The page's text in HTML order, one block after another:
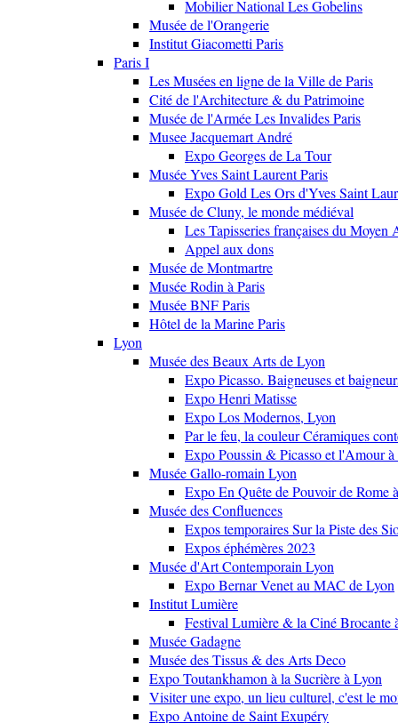
Mobilier National Les Gobelins
Musée de l'Orangerie
Institut Giacometti Paris
Paris I
Les Musées en ligne de la Ville de Paris
Cité de l'Architecture & du Patrimoine
Musée de l'Armée Les Invalides Paris
Musee Jacquemart André
Expo Georges de La Tour
Musée Yves Saint Laurent Paris
Expo Gold Les Ors d'Yves Saint
Musée de Cluny, le monde médiéval
Les Tapisseries françaises du Moyen
Appel aux dons
Musée de Montmartre
Musée Rodin à Paris
Musée BNF Paris
Hôtel de la Marine Paris
Lyon
Musée des Beaux Arts de Lyon
Expo Picasso. Baigneuses et
Expo Henri Matisse
Expo Los Modernos, Lyon
Par le feu, la couleur Céramiques
Expo Poussin & Picasso et l'Amour
Musée Gallo-romain Lyon
Expo En Quête de Pouvoir de Rome
Musée des Confluences
Expos temporaires Sur la Piste des
Expos éphémères 2023
Musée d'Art Contemporain Lyon
Expo Bernar Venet au MAC de Lyon
Institut Lumière
Festival Lumière & la Ciné Brocante
Musée Gadagne
Musée des Tissus & des Arts Deco
Expo Toutankhamon à la Sucrière à Lyon
Visiter une expo, un lieu culturel, c'est le
Expo Antoine de Saint Exupéry